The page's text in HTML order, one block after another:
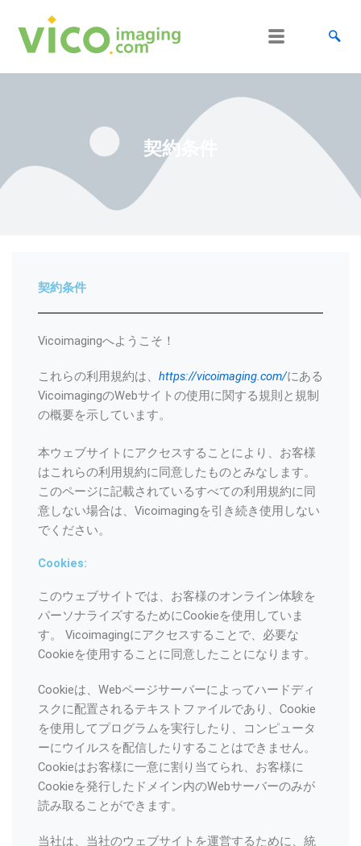
契約条件
契約条件
Vicoimagingへようこそ！
これらの利用規約は、 https://vicoimaging.com/にある
VicoimagingのWebサイトの使用に関する規則と規制
の概要を示しています。
本ウェブサイトにアクセスすることにより、お客様
はこれらの利用規約に同意したものとみなします。
このページに記載されているすべての利用規約に同
意しない場合は、Vicoimagingを引き続き使用しない
でください。
Cookies:
このウェブサイトでは、お客様のオンライン体験を
パーソナライズするためにCookieを使用していま
す。 Vicoimagingにアクセスすることで、必要な
Cookieを使用することに同意したことになります。
Cookieは、Webページサーバーによってハードディ
スクに配置されるテキストファイルであり、Cookie
を使用してプログラムを実行したり、コンピュータ
ーにウイルスを配信したりすることはできません。
Cookieはお客様に一意に割り当てられ、お客様に
Cookieを発行したドメイン内のWebサーバーのみが
読み取ることができます。
当社は、当社のウェブサイトを運営するために、統